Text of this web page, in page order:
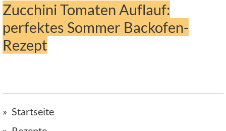
Zucchini Tomaten Auflauf:
perfektes Sommer Backofen-
Rezept
Startseite